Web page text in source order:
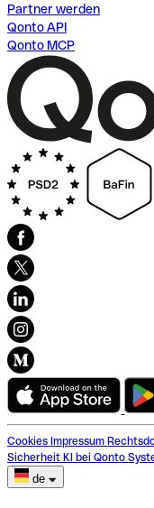
Partner werden
Qonto API
Qonto MCP
Cookies Impressum
Sicherheit KI bei Qonto
de